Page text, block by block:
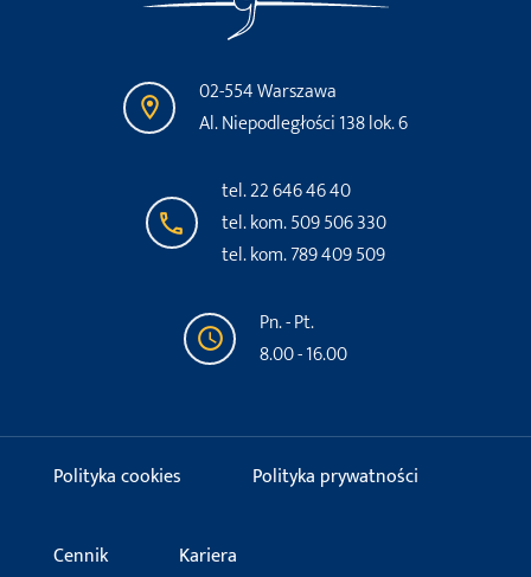
02-554 Warszawa
Al. Niepodległości 138 lok. 6
tel. 22 646 46 40
tel. kom. 509 506 330
tel. kom. 789 409 509
Pn. - Pt.
8.00 - 16.00
Polityka cookies Polityka prywatności
Cennik Kariera